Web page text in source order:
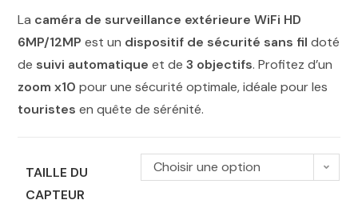
La caméra de surveillance extérieure WiFi HD
6MP/12MP est un dispositif de sécurité sans fil doté
de suivi automatique et de3 objectifs. Profitez d’un
zoom x10 pour une sécurité optimale, idéale pour les
touristes en quête de sérénité.
TAILLE DU
CAPTEUR
Choisir une option